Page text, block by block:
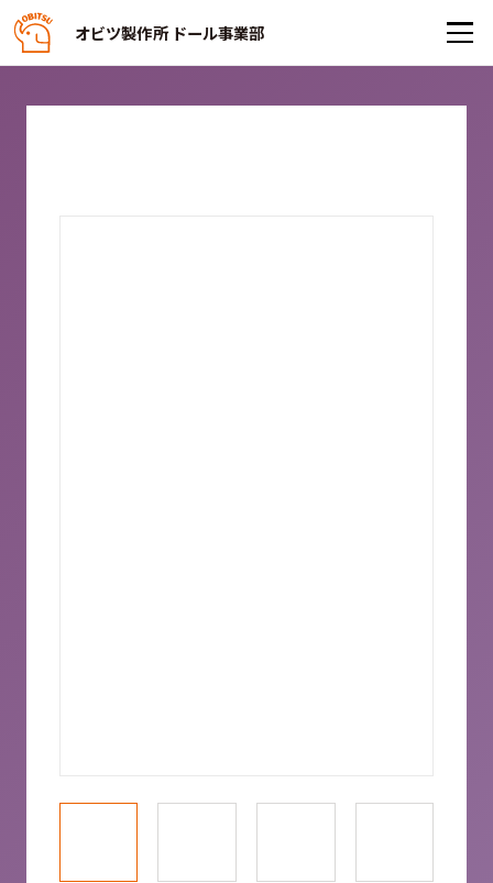
オビツ製作所 ドール事業部